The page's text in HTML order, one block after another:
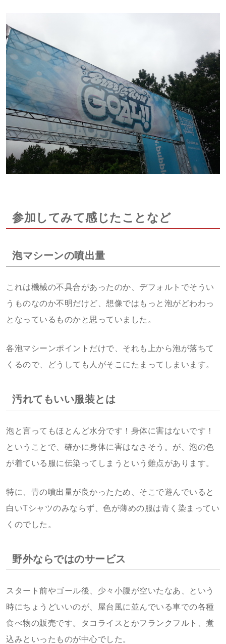
参加してみて感じたことなど
泡マシーンの噴出量
これは機械の不具合があったのか、デフォルトでそうい
うものなのか不明だけど、想像ではもっと泡がどわわっ
となっているものかと思っていました。
各泡マシーンポイントだけで、それも上から泡が落ちて
くるので、どうしても人がそこにたまってしまいます。
汚れてもいい服装とは
泡と言ってもほとんど水分です！身体に害はないです！
ということで、確かに身体に害はなさそう。が、泡の色
が着ている服に伝染ってしまうという難点があります。
特に、青の噴出量が良かったため、そこで遊んでいると
白いTシャツのみならず、色が薄めの服は青く染まってい
くのでした。
野外ならではのサービス
スタート前やゴール後、少々小腹が空いたなあ、という
時にちょうどいいのが、屋台風に並んでいる車での各種
食べ物の販売です。タコライスとかフランクフルト、煮
込みといったものが中心でした。